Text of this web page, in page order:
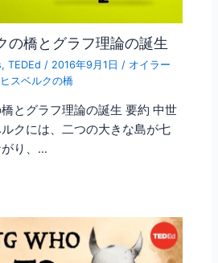
の橋とグラフ理論の誕生
,TEDEd / 2016年9月1日 / オイラー
スベルクの橋
とグラフ理論の誕生 要約 中世
クには、二つの大きな島が七
がり、…